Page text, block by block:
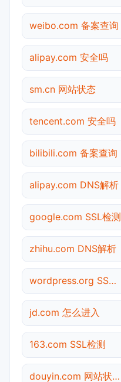
weibo.com 备案查询
alipay.com 安全吗
sm.cn 网站状态
tencent.com 安全吗
bilibili.com 备案查询
alipay.com DNS解析
google.com SSL检测
zhihu.com DNS解析
wordpress.org SSL检测
jd.com 怎么进入
163.com SSL检测
douyin.com 网站状态